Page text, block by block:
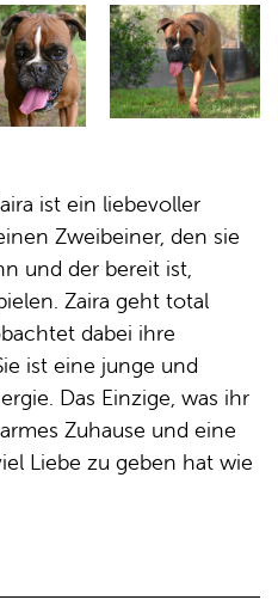
ist ein liebevoller
Zweibeiner, den sie
und der bereit ist,
Zaira geht total
dabei ihre
ist eine junge und
Das Einzige, was ihr
Zuhause und eine
Liebe zu geben hat wie